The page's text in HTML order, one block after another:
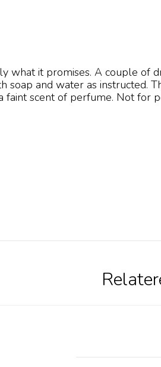
what it promises. A couple of
soap and water as instructed.
faint scent of perfume. Not